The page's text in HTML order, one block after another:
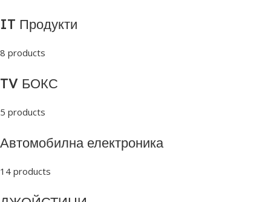
IT Продукти
8 products
TV БОКС
5 products
Автомобилна електроника
14 products